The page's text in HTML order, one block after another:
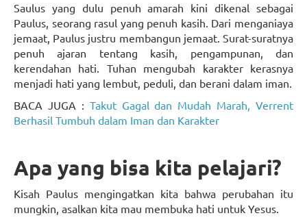
Saulus yang dulu penuh amarah kini dikenal sebagai
Paulus, seorang rasul yang penuh kasih. Dari menganiaya
jemaat, Paulus justru membangun jemaat. Surat-suratnya
penuh ajaran tentang kasih, pengampunan, dan
kerendahan hati. Tuhan mengubah karakter kerasnya
menjadi hati yang lembut, peduli, dan berani dalam iman.
BACA JUGA : Takut Gagal dan Mudah Marah, Verrent
Berhasil Tumbuh dalam Iman dan Karakter
Apa yang bisa kita pelajari?
Kisah Paulus mengingatkan kita bahwa perubahan itu
mungkin, asalkan kita mau membuka hati untuk Yesus.